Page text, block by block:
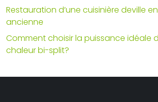
Restauration d’une cuisinière deville
ancienne
Comment choisir la puissance idéale
chaleur bi-split?